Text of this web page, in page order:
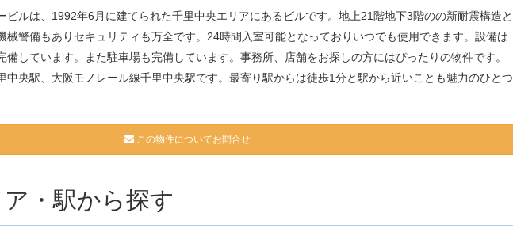
ビルは、1992年6月に建てられた千里中央エリアにあるビルです。地上21階地下3階のの新耐震構造と
械警備もありセキュリティも万全です。24時間入室可能となっておりいつでも使用できます。設備は
備しています。また駐車場も完備しています。事務所、店舗をお探しの方にはぴったりの物件です。
中央駅、大阪モノレール線千里中央駅です。最寄り駅からは徒歩1分と駅から近いことも魅力のひとつ
この物件についてお問合せ
・駅から探す